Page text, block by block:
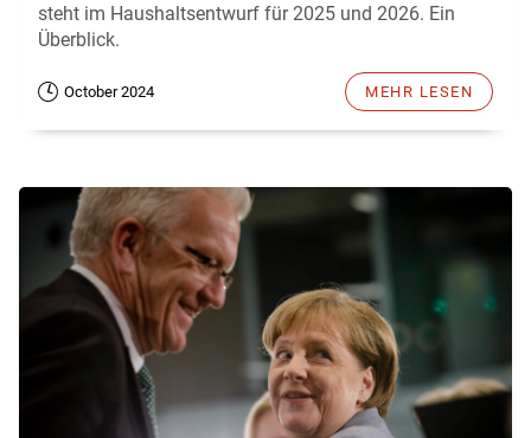
steht im Haushaltsentwurf für 2025 und 2026. Ein
Überblick.
October 2024 MEHR LESEN